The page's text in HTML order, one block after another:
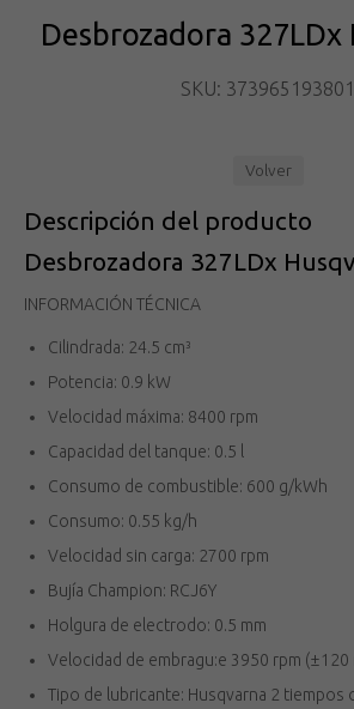
Desbrozadora 327LDx
SKU: 373965193801
Volver
Descripción del producto
Desbrozadora 327LDx
INFORMACIÓN TÉCNICA
Cilindrada: 24.5 cm³
Potencia: 0.9 kW
Velocidad máxima: 8400 rpm
Capacidad del tanque: 0.5 l
Consumo de combustible: 600 g/kWh
Consumo: 0.55 kg/h
Velocidad sin carga: 2700 rpm
Bujía Champion: RCJ6Y
Holgura de electrodo: 0.5 mm
Velocidad de embragu:e 3950 rpm (±120
Tipo de lubricante: Husqvarna 2 tiempos